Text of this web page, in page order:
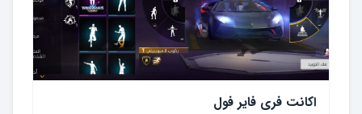
اکانت فری فایر فول